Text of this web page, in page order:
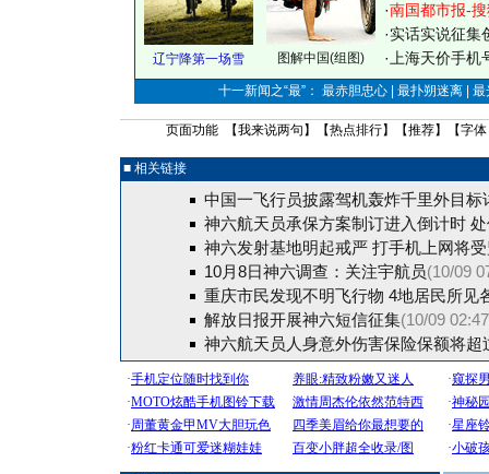
辽宁降第一场雪 图解中国(组图)
·南国都市报-
·实话实说征集
· 上海天价手
十一新闻之“最”： 最赤胆忠心 | 最扑朔迷离 |
页面功能 【我来说两句 】【热点排行】【推荐】【字体
■ 相关链接
中国一飞行员披露驾机轰炸千里外目标
神六航天员承保方案制订进入倒计时
神六发射基地明起戒严 打手机上网将
10月8日神六调查：关注宇航员(10/09
重庆市民发现不明飞行物 4地居民所见
解放日报开展神六短信征集(10/09
神六航天员人身意外伤害保险保额将超